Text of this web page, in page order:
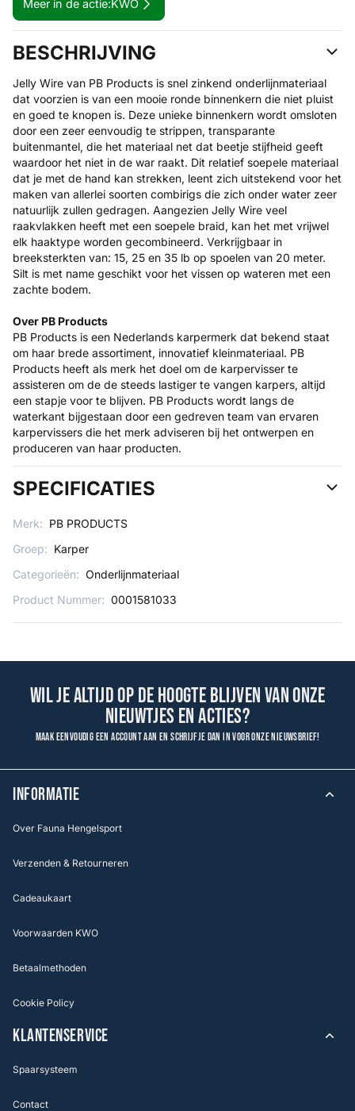
Meer in de actie:KWO
BESCHRIJVING
Jelly Wire van PB Products is snel zinkend onderlijnmateriaal
dat voorzien is van een mooie ronde binnenkern die niet pluist
en goed te knopen is. Deze unieke binnenkern wordt omsloten
door een zeer eenvoudig te strippen, transparante
buitenmantel, die het materiaal net dat beetje stijfheid geeft
waardoor het niet in de war raakt. Dit relatief soepele materiaal
dat je met de hand kan strekken, leent zich uitstekend voor het
maken van allerlei soorten combirigs die zich onder water zeer
natuurlijk zullen gedragen. Aangezien Jelly Wire veel
raakvlakken heeft met een soepele braid, kan het met vrijwel
elk haaktype worden gecombineerd. Verkrijgbaar in
breeksterkten van: 15, 25 en 35 lb op spoelen van 20 meter.
Silt is met name geschikt voor het vissen op wateren met een
zachte bodem.
Over PB Products
PB Products is een Nederlands karpermerk dat bekend staat
om haar brede assortiment, innovatief kleinmateriaal. PB
Products heeft als merk het doel om de karpervisser te
assisteren om de de steeds lastiger te vangen karpers, altijd
een stapje voor te blijven. PB Products wordt langs de
waterkant bijgestaan door een gedreven team van ervaren
karpervissers die het merk adviseren bij het ontwerpen en
produceren van haar producten.
SPECIFICATIES
Merk: PB PRODUCTS
Groep: Karper
Categorieën: Onderlijnmateriaal
Product Nummer: 0001581033
Wil je altijd op de hoogte blijven van onze
nieuwtjes en acties?
Maak eenvoudig een account aan en schrijf je dan in voor onze nieuwsbrief!
INFORMATIE
Over Fauna Hengelsport
Verzenden & Retourneren
Cadeaukaart
Voorwaarden KWO
Betaalmethoden
Cookie Policy
KLANTENSERVICE
Spaarsysteem
Contact